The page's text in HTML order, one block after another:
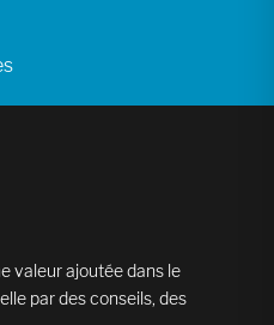
valeur ajoutée dans le
par des conseils, des